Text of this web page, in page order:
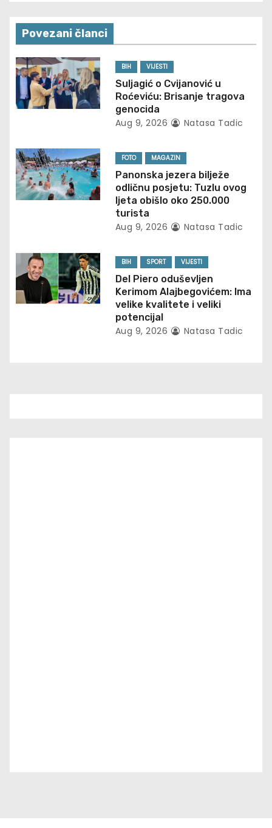
v
i
g
a
i
o
Povezani članci
BIH VIJESTI
Suljagić o Cvijanović u
Roćeviću: Brisanje tragova
genocida
Aug 9, 2026 Natasa Tadic
FOTO MAGAZIN
Panonska jezera bilježe
odličnu posjetu: Tuzlu ovog
ljeta obišlo oko 250.000
turista
Aug 9, 2026 Natasa Tadic
BIH SPORT VIJESTI
Del Piero oduševljen
Kerimom Alajbegovićem: Ima
velike kvalitete i veliki
potencijal
Aug 9, 2026 Natasa Tadic